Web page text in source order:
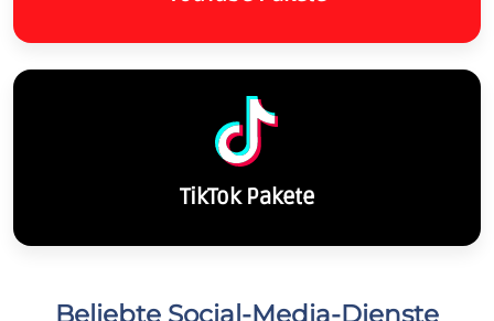
TikTok Pakete
Beliebte Social-Media-Dienste